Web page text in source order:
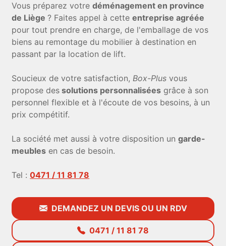
Vous préparez votredéménagement en province
de Liège? Faites appel à cetteentreprise agréée
pour tout prendre en charge, de l'emballage de vos
biens au remontage du mobilier à destination en
passant par la location de lift.
Soucieux de votre satisfaction,Box-Plus vous
propose des solutions personnalisées grâce à son
personnel flexible et à l'écoute de vos besoins, à un
prix compétitif.
La société met aussi à votre disposition ungarde-
meubles en cas de besoin.
Tel :0471 / 11 81 78
DEMANDEZ UN DEVIS OU UN RDV
0471 / 11 81 78